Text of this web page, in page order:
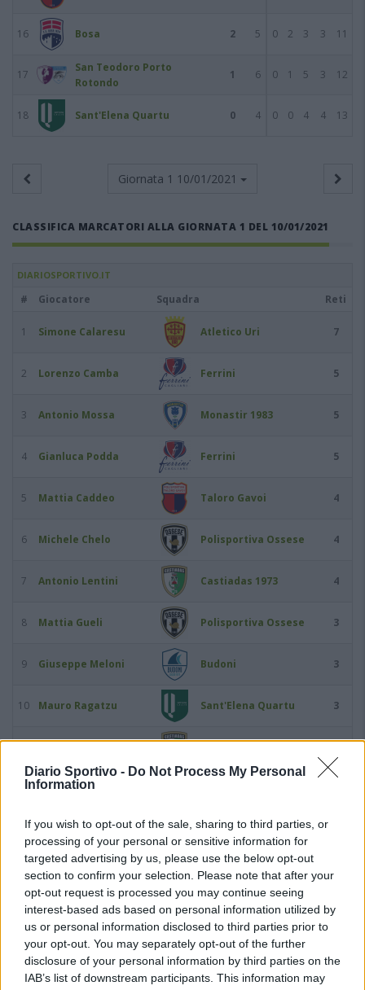
Diario Sportivo - Do Not Process My Personal
Information
If you wish to opt-out of the sale, sharing to third parties, or
processing of your personal or sensitive information for
targeted advertising by us, please use the below opt-out
section to confirm your selection. Please note that after your
opt-out request is processed you may continue seeing
interest-based ads based on personal information utilized by
us or personal information disclosed to third parties prior to
your opt-out. You may separately opt-out of the further
disclosure of your personal information by third parties on the
IAB’s list of downstream participants. This information may
16 Bosa 2 5 0 2 3 3 11
17
San Teodoro Porto
Rotondo
1 6 0 1 5 3 12
18 Sant'Elena Quartu 0 4 0 0 4 4 13
Giornata 1 10/01/2021
CLASSIFICA MARCATORI ALLA GIORNATA 1 DEL 10/01/2021
DIARIOSPORTIVO.IT
# Giocatore Squadra Reti
1 Simone Calaresu Atletico Uri 7
2 Lorenzo Camba Ferrini 5
3 Antonio Mossa Monastir 1983 5
4 Gianluca Podda Ferrini 5
5 Mattia Caddeo Taloro Gavoi 4
6 Michele Chelo Polisportiva Ossese 4
7 Antonio Lentini Castiadas 1973 4
8 Mattia Gueli Polisportiva Ossese 3
9 Giuseppe Meloni Budoni 3
10 Mauro Ragatzu Sant'Elena Quartu 3
12 Ricardo Stechina
13 Michele Suella Guspini
14 Matteo Vinci Ferrini 3
15 Edoardo Bonicelli Idolo 2
16 Luca Caboni Guspini